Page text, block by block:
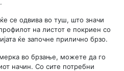
се одвива во туш, што значи
на листот е покриен со
ќе започне прилично брзо.
во брзање, можете да го
начин. Со сите потребни